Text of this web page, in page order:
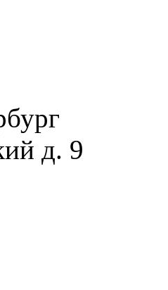
д. 9